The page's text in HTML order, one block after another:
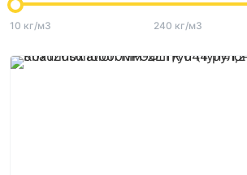
10 кг/м3 240 кг/м3